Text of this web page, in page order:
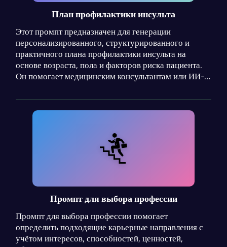
План профилактики инсульта
Этот промпт предназначен для генерации
персонализированного, структурированного и
практичного плана профилактики инсульта на
основе возраста, пола и факторов риска пациента.
Он помогает медицинским консультантам или ИИ-
охватывающий медикаментозную профилактику
(без конкретных препаратов), коррекцию образа
вредных привычек), мониторинг ключевых
показателей здоровья и график визитов к
специалистам. План строится поэтапно: анализ
рисков → разработка мер → оформление вывода.
ставить диагнозы или назначать лекарства, все
рекомендации носят информационный характер и
требуют согласования с врачом. Идеально подходит
для первичной профилактики в рамках
телемедицины или подготовки к консультации.
Промпт для выбора профессии
Промпт для выбора профессии помогает
определить подходящие карьерные направления с
учётом интересов, способностей, ценностей,